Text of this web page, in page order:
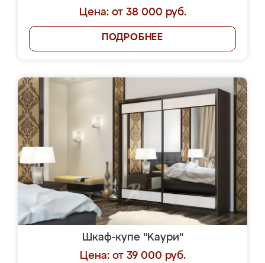
Цена: от 38 000 руб.
ПОДРОБНЕЕ
Шкаф-купе "Kaури"
Цена: от 39 000 руб.